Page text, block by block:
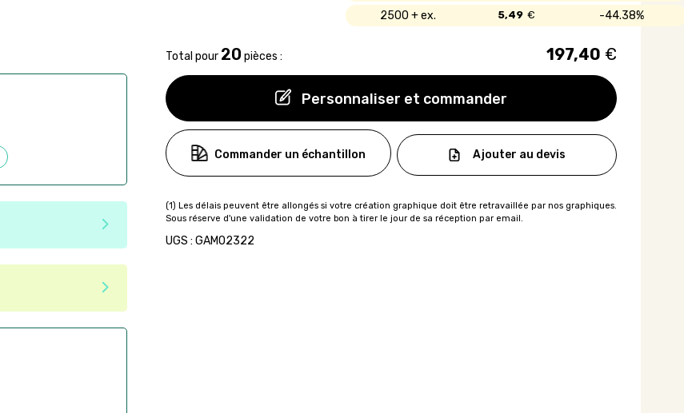
Personnaliser et commander
2500 + 44.38%
5,49 €
Total pour 20 pièces : 197,40 €
Commander un échantillon Ajouter au devis
UGS : GAMO2322
recyclés ou
seconde vie après
les critères d'éco-
en ligne sur
commande